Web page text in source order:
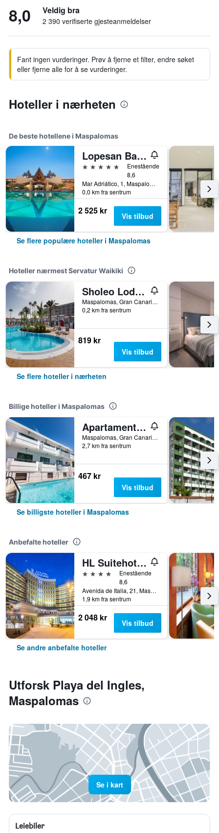
8,0 Veldig bra
2 390 verifiserte gjesteanmeldelser
Fant ingen vurderinger. Prøv å fjerne et filter, endre søket
eller fjerne alle for å se vurderinger.
Hoteller i nærheten
De beste hotellene i Maspalomas
Lopesan Baobab Resort
5 stjerner
Enestående
8,6
Mar Adriático, 1, Maspalomas, Gran Canaria, Spania
0,0 km fra sentrum
2 525 kr Vis tilbud
Se flere populære hoteller i Maspalomas
Hoteller nærmest Servatur Waikiki
Sholeo Lodges Maspalomas
Maspalomas, Gran Canaria, Spania
0,2 km fra sentrum
819 kr
Vis tilbud
Se flere hoteller i nærheten
Billige hoteller i Maspalomas
Apartamentos Olympia
Maspalomas, Gran Canaria, Spania
2,7 km fra sentrum
467 kr
Vis tilbud
Se billigste hoteller i Maspalomas
Anbefalte hoteller
HL Suitehotel Playa del Inglés
4 stjerner
Enestående
8,6
Avenida de Italia, 21, Maspalomas, Gran Canaria, Spania
1,9 km fra sentrum
2 048 kr Vis tilbud
Se andre anbefalte hoteller
Utforsk Playa del Ingles,
Maspalomas
Se i kart
Leiebiler